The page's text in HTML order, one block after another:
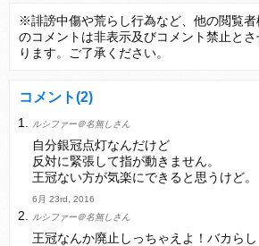
変な所でセーブして詰んだゲーム、貴方に
Powered by livedoor 相互RSS
※誹謗中傷や荒らし行為など、他の閲覧
のコメントは非表示及びコメント禁止と
ります。ご了承ください。
コメント(2)
ルシファー＠名無しさん
自分銀冠点灯なんだけど
反対に緊張して指が動きません。
王冠ない方が気楽にできると思うけど。
6月 23rd, 2016
ルシファー＠名無しさん
王冠なんか廃止しっちゃえよ！バカらし